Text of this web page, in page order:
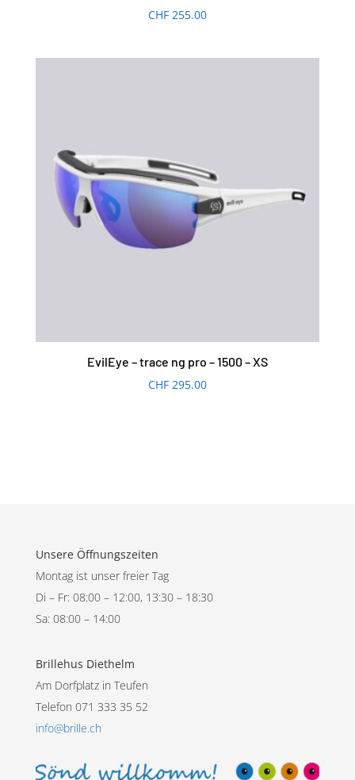
CHF255.00
EvilEye – trace ng pro – 1500 – XS
CHF295.00
Unsere Öffnungszeiten
Montag ist unser freier Tag
Di – Fr: 08:00 – 12:00, 13:30 – 18:30
Sa: 08:00 – 14:00
Brillehus Diethelm
Am Dorfplatz in Teufen
Telefon 071 333 35 52
info@brille.ch